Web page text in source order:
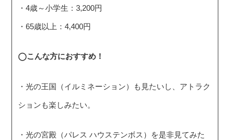
・4歳～小学生：3,200円
・65歳以上：4,400円
◯こんな方におすすめ！
・光の王国（イルミネーション）も見たいし、アトラク
ションも楽しみたい。
・光の宮殿（パレス ハウステンボス）を是非見てみた